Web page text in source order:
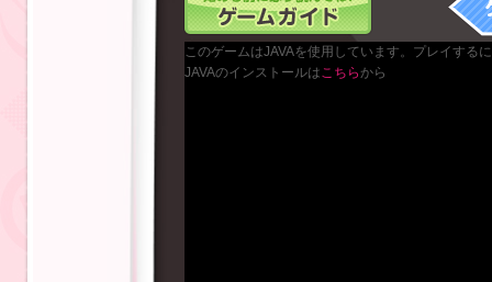
このゲームはJAVAを使用しています。プレイする
JAVAのインストールはこちらから